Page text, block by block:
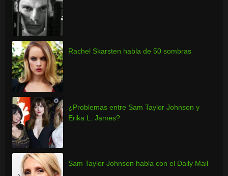
Rachel Skarsten habla de 50 sombras
¿Problemas entre Sam Taylor Johnson y
Erika L. James?
Sam Taylor Johnson habla con el Daily Mail